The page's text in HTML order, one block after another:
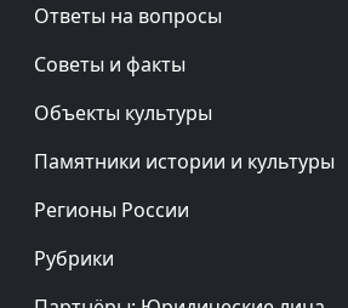
Ответы на вопросы
Советы и факты
Объекты культуры
Памятники истории и культуры
Регионы России
Рубрики